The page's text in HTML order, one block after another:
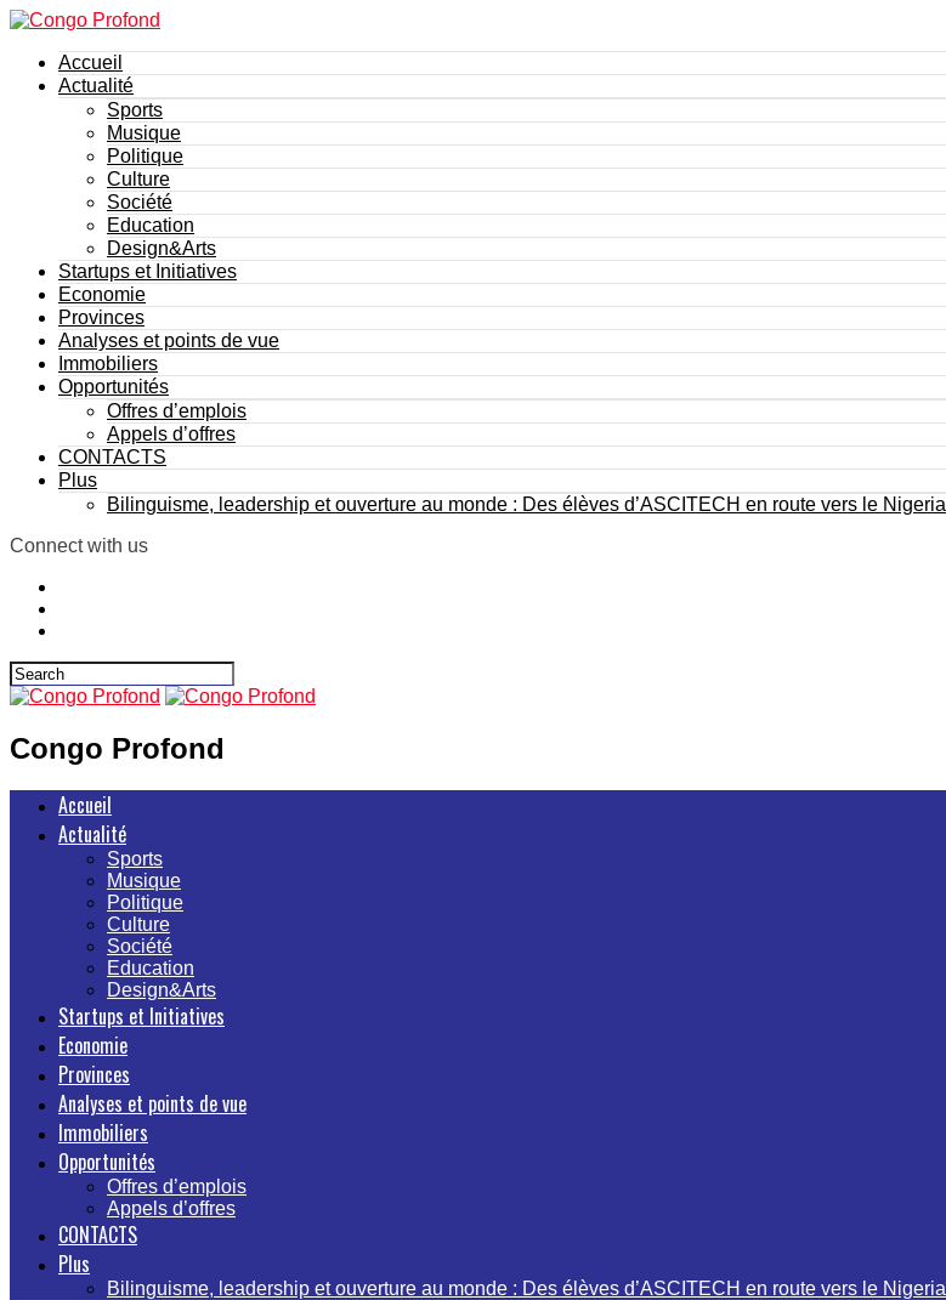
Accueil
Actualité
Sports
Musique
Politique
Culture
Société
Education
Design&Arts
Startups et Initiatives
Economie
Provinces
Analyses et points de vue
Immobiliers
Opportunités
Offres d’emplois
Appels d’offres
CONTACTS
Plus
Bilinguisme, leadership et ouverture au monde : Des élèves d’ASCITECH en route vers le Nigeria
Connect with us
Congo Profond
Accueil
Actualité
Sports
Musique
Politique
Culture
Société
Education
Design&Arts
Startups et Initiatives
Economie
Provinces
Analyses et points de vue
Immobiliers
Opportunités
Offres d’emplois
Appels d’offres
CONTACTS
Plus
Bilinguisme, leadership et ouverture au monde : Des élèves d’ASCITECH en route vers le Nigeria